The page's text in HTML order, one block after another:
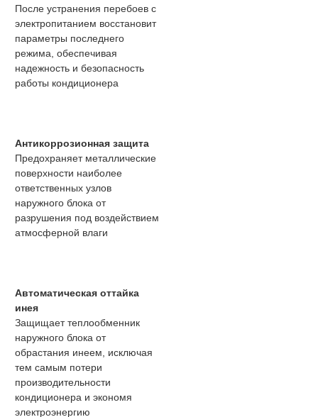
После устранения перебоев с
электропитанием восстановит
параметры последнего
режима, обеспечивая
надежность и безопасность
работы кондиционера
Антикоррозионная защита
Предохраняет металлические
поверхности наиболее
ответственных узлов
наружного блока от
разрушения под воздействием
атмосферной влаги
Автоматическая оттайка
инея
Защищает теплообменник
наружного блока от
обрастания инеем, исключая
тем самым потери
производительности
кондиционера и экономя
электроэнергию